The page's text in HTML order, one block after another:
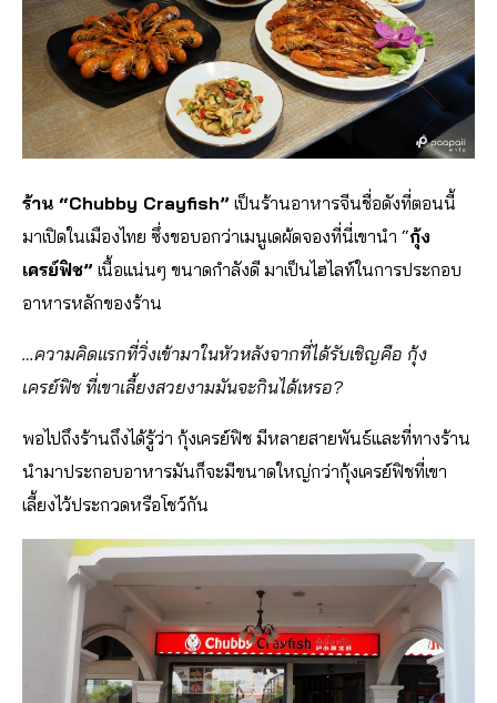
ร้าน “Chubby Crayfish” เป็นร้านอาหารจีนชื่อดังที่ตอนนี้
มาเปิดในเมืองไทย ซึ่งขอบอกว่าเมนูเดผ้ดจองที่นี่เขานำ “กุ้ง
เครย์ฟิช” เนื้อแน่นๆ ขนาดกำลังดี มาเป็นไฮไลท์ในการประกอบ
อาหารหลักของร้าน
…ความคิดแรกที่วิ่งเข้ามาในหัวหลังจากที่ได้รับเชิญคือ กุ้ง
เครย์ฟิช ที่เขาเลี้ยงสวยงามมันจะกินได้เหรอ?
พอไปถึงร้านถึงได้รู้ว่า กุ้งเครย์ฟิช มีหลายสายพันธ์และที่ทางร้าน
นำมาประกอบอาหารมันก็จะมีขนาดใหญ่กว่ากุ้งเครย์ฟิชที่เขา
เลี้ยงไว้ประกวดหรือโชว์กัน